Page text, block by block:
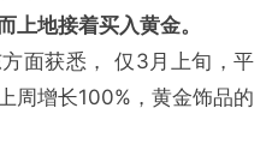
上地接着买入黄金。
面获悉， 仅3月上旬，平
周增长100%，黄金饰品的